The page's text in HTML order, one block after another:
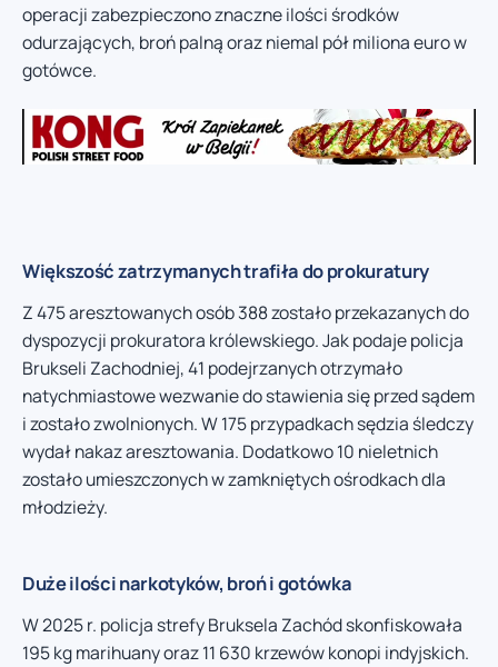
operacji zabezpieczono znaczne ilości środków
odurzających, broń palną oraz niemal pół miliona euro w
gotówce.
Większość zatrzymanych trafiła do prokuratury
Z 475 aresztowanych osób 388 zostało przekazanych do
dyspozycji prokuratora królewskiego. Jak podaje policja
Brukseli Zachodniej, 41 podejrzanych otrzymało
natychmiastowe wezwanie do stawienia się przed sądem
i zostało zwolnionych. W 175 przypadkach sędzia śledczy
wydał nakaz aresztowania. Dodatkowo 10 nieletnich
zostało umieszczonych w zamkniętych ośrodkach dla
młodzieży.
Duże ilości narkotyków, broń i gotówka
W 2025 r. policja strefy Bruksela Zachód skonfiskowała
195 kg marihuany oraz 11 630 krzewów konopi indyjskich.